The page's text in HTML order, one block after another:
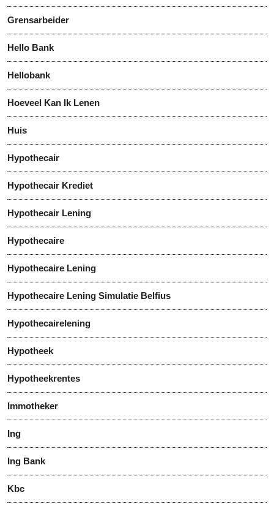
Grensarbeider
Hello Bank
Hellobank
Hoeveel Kan Ik Lenen
Huis
Hypothecair
Hypothecair Krediet
Hypothecair Lening
Hypothecaire
Hypothecaire Lening
Hypothecaire Lening Simulatie Belfius
Hypothecairelening
Hypotheek
Hypotheekrentes
Immotheker
Ing
Ing Bank
Kbc